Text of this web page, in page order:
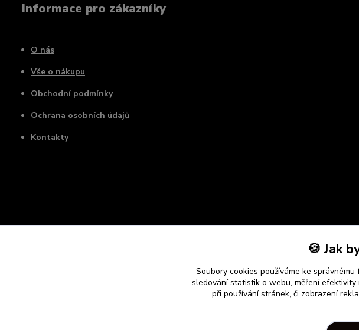
Informace pro zákazníky
O nás
Vše o nákupu
Obchodní podmínky
Ochrana osobních údajů
Kontakty
🍪 Jak
Soubory cookies používáme ke
sledování statistik o webu, měření
při používání stránek, či zobrazení